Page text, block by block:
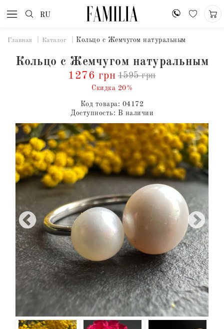
RU
Главная Каталог Кольцо с Жемчугом натуральным
Кольцо с Жемчугом натуральным
1276 грн 1595 грн
Скидка 20%
Код товара: 04172
Доступность: В наличии